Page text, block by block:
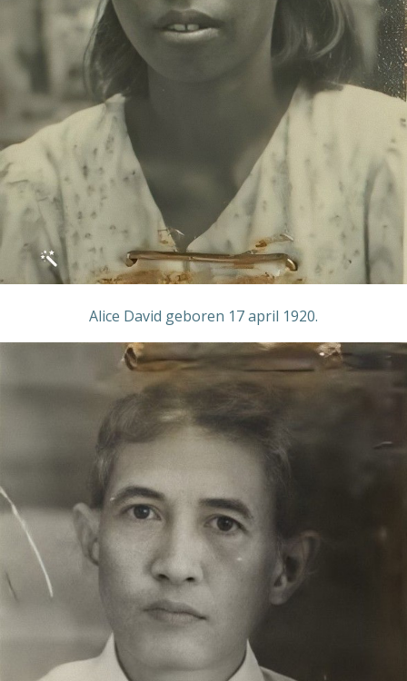
Alice David geboren 17 april 1920.